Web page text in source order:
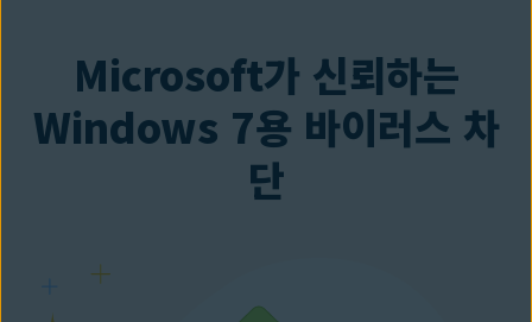
Microsoft가 신뢰하는
Windows 7용 바이러스 차
단